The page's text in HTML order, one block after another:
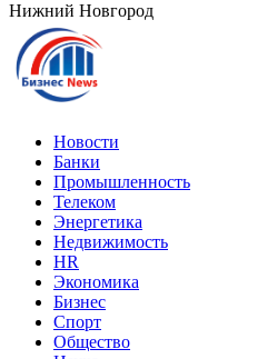
Нижний Новгород
Новости
Банки
Промышленность
Телеком
Энергетика
Недвижимость
HR
Экономика
Бизнес
Спорт
Общество